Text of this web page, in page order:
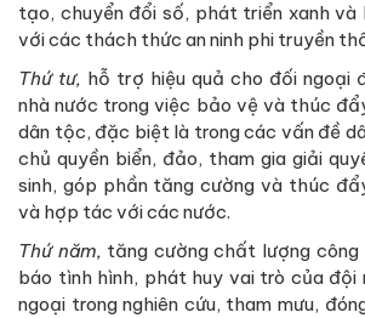
tạo, chuyển đổi số, phát triển xanh và
với các thách thức an ninh phi truyền
Thứ tư, hỗ trợ hiệu quả cho đối ngoại
nhà nước trong việc bảo vệ và thúc
dân tộc, đặc biệt là trong các vấn đề
chủ quyền biển, đảo, tham gia giải
sinh, góp phần tăng cường và thúc
và hợp tác với các nước.
Thứ năm, tăng cường chất lượng công
báo tình hình, phát huy vai trò của đội
ngoại trong nghiên cứu, tham mưu,